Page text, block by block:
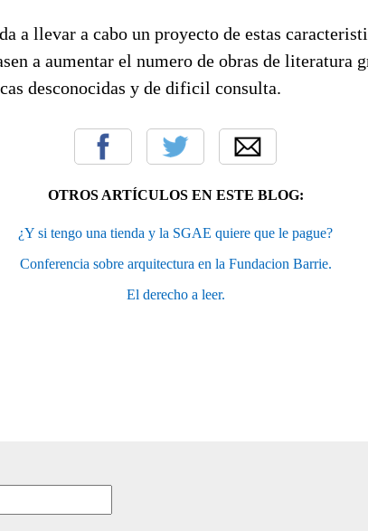
a llevar a cabo un proyecto de estas
a aumentar el numero de obras de literatura
desconocidas y de dificil consulta.
OTROS ARTÍCULOS EN ESTE BLOG:
¿Y si tengo una tienda y la SGAE quiere que le pague?
Conferencia sobre arquitectura en la Fundacion Barrie.
El derecho a leer.